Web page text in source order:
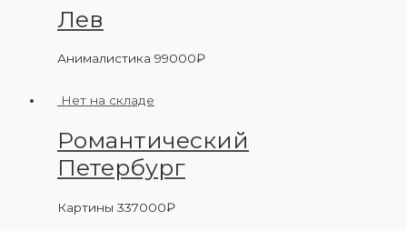
Лев
Анималистика 99000₽
Нет на складе
Романтический
Петербург
Картины 337000₽